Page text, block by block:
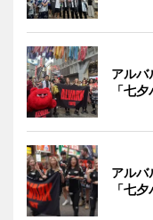
アルバ
「七
アルバ
「七